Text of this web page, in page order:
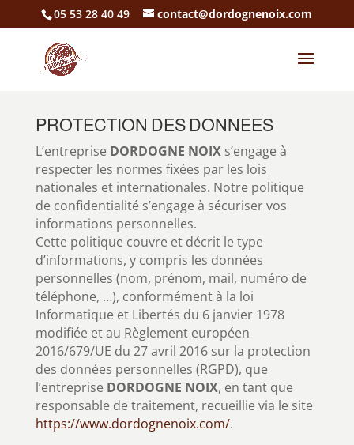
05 53 28 40 49 contact@dordognenoix.com
PROTECTION DES DONNEES
L’entreprise DORDOGNE NOIXs’engage à
respecter les normes fixées par les lois
nationales et internationales. Notre politique
de confidentialité s’engage à sécuriser vos
informations personnelles.
Cette politique couvre et décrit le type
d’informations, y compris les données
personnelles (nom, prénom, mail, numéro de
téléphone, …), conformément à la loi
Informatique et Libertés du 6 janvier 1978
modifiée et au Règlement européen
2016/679/UE du 27 avril 2016 sur la protection
des données personnelles (RGPD), que
l’entreprise DORDOGNE NOIX, en tant que
responsable de traitement, recueillie via le site
https://www.dordognenoix.com/.